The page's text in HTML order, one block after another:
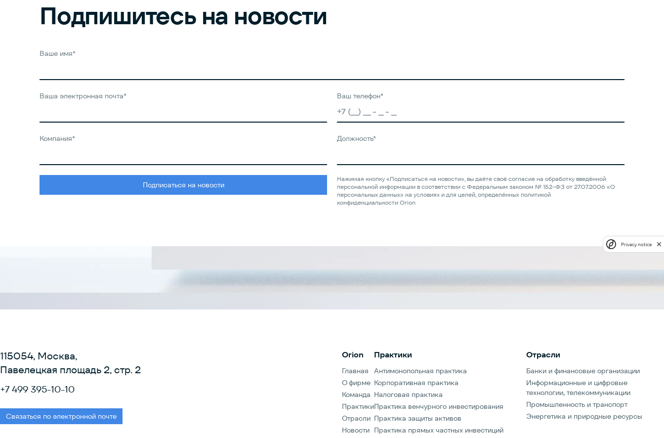
Подпишитесьна новости
Ваше имя*
Ваша электронная почта* Ваш телефон*
Компания* Должность*
Подписаться на новости
Нажимая кнопку «Подписаться на новости», вы даёте своё согласие на обработку введённой
персональной информации в соответствии с Федеральным законом № 152-ФЗ от 27.07.2006 «О
персональных данных» на условиях и для целей, определённых политикой
конфиденциальности Orion
115054, Москва,
Павелецкая площадь 2, стр. 2
+7 499 395-10-10
Связаться по электронной почте
Orion
Главная
О фирме
Команда
Практики
Отрасли
Новости
Практики
Антимонопольная практика
Корпоративная практика
Налоговая практика
Практика венчурного инвестирования
Практика защиты активов
Практика прямых частных инвестиций
Отрасли
Банки и финансовые организации
Информационные и цифровые
технологии, телекоммуникации
Промышленность и транспорт
Энергетика и природные ресурсы
Privacy notice